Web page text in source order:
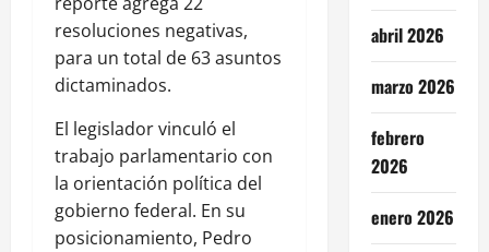
resoluciones negativas,
para un total de 63 asuntos
dictaminados.
El legislador vinculó el
trabajo parlamentario con
la orientación política del
gobierno federal. En su
posicionamiento, Pedro
abril 2026
marzo 2026
febrero
2026
enero 2026